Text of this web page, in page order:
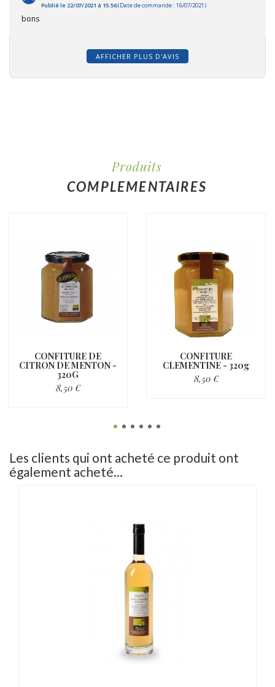
Publié le 22/07/2021 à 15:56(Date de commande : 16/07/2021)
bons
AFFICHER PLUS D'AVIS
Produits
COMPLEMENTAIRES
CONFITURE DE
CITRON DE MENTON -
320G
8,50 €
CONFITURE
CLEMENTINE - 320g
8,50 €
Les clients qui ont acheté ce produit ont
également acheté...